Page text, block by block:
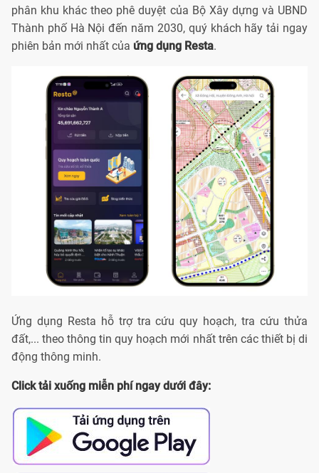
phân khu khác theo phê duyệt của Bộ Xây dựng và UBND
Thành phố Hà Nội đến năm 2030, quý khách hãy tải ngay
phiên bản mới nhất của ứng dụng Resta.
Ứng dụng Resta hỗ trợ tra cứu quy hoạch, tra cứu thửa
đất,... theo thông tin quy hoạch mới nhất trên các thiết bị di
động thông minh.
Click tải xuống miễn phí ngay dưới đây: